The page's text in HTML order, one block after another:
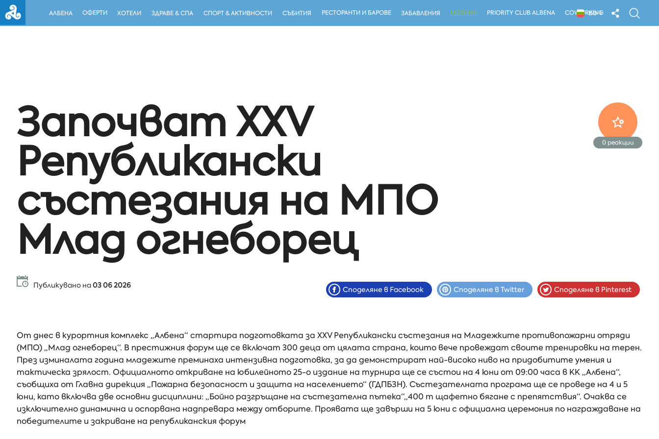
АЛБЕНА ОФЕРТИ ХОТЕЛИ ЗДРАВЕ & СПА СПОРТ & АКТИВНОСТИ СЪБИТИЯ РЕСТОРАНТИ И БАРОВЕ ЗАБАВЛЕНИЯ НОВИНИ PRIORITY CLUB ALBENA COWORKING
BG
Започват XXV
Републикански
състезания на МПО
Млад огнеборец
Споделяне в Facebook Споделяне в Twitter Споделяне в Pinterest
Публикувано на03 06 2026
0реакции
От днес в курортния комплекс „Албена“ стартира подготовката за XXV Републикански състезания на Младежките противопожарни отряди
(МПО) „Млад огнеборец“. В престижния форум ще се включат 300 деца от цялата страна, които вече провеждат своите тренировки на терен.
През изминалата година младежите преминаха интензивна подготовка, за да демонстрират най-високо ниво на придобитите умения и
тактическа зрялост. Официалното откриване на юбилейното 25-о издание на турнира ще се състои на 4 юни от 09:00 часа в КК „Албена“,
съобщиха от Главна дирекция „Пожарна безопасност и защита на населението“ (ГДПБЗН). Състезателната програма ще се проведе на 4 и 5
юни, като включва две основни дисциплини: „Бойно разгръщане на състезателна пътека“„400 m щафетно бягане с препятствия“. Очаква се
изключително динамична и оспорвана надпревара между отборите. Проявата ще завърши на 5 юни с официална церемония по награждаване на
победителите и закриване на републиканския форум